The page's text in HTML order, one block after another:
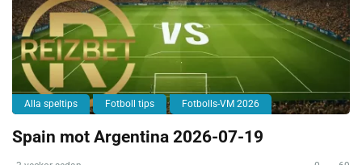
Alla speltips Fotboll tips Fotbolls-VM 2026
Spain mot Argentina 2026-07-19